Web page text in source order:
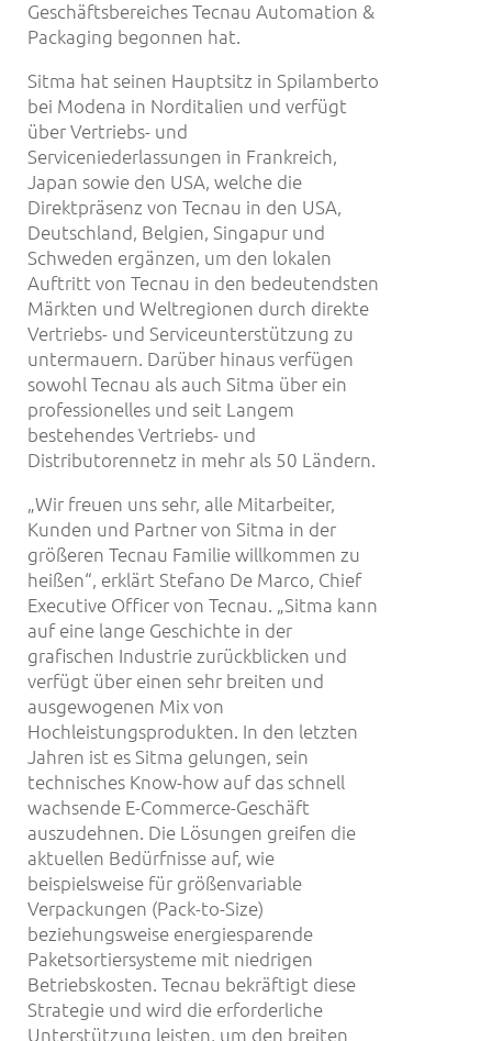
Geschäftsbereiches Tecnau Automation &
Packaging begonnen hat.
Sitma hat seinen Hauptsitz in Spilamberto
bei Modena in Norditalien und verfügt
über Vertriebs- und
Serviceniederlassungen in Frankreich,
Japan sowie den USA, welche die
Direktpräsenz von Tecnau in den USA,
Deutschland, Belgien, Singapur und
Schweden ergänzen, um den lokalen
Auftritt von Tecnau in den bedeutendsten
Märkten und Weltregionen durch direkte
Vertriebs- und Serviceunterstützung zu
untermauern. Darüber hinaus verfügen
sowohl Tecnau als auch Sitma über ein
professionelles und seit Langem
bestehendes Vertriebs- und
Distributorennetz in mehr als 50 Ländern.
„Wir freuen uns sehr, alle Mitarbeiter,
Kunden und Partner von Sitma in der
größeren Tecnau Familie willkommen zu
heißen“, erklärt Stefano De Marco, Chief
Executive Officer von Tecnau. „Sitma kann
auf eine lange Geschichte in der
grafischen Industrie zurückblicken und
verfügt über einen sehr breiten und
ausgewogenen Mix von
Hochleistungsprodukten. In den letzten
Jahren ist es Sitma gelungen, sein
technisches Know-how auf das schnell
wachsende E-Commerce-Geschäft
auszudehnen. Die Lösungen greifen die
aktuellen Bedürfnisse auf, wie
beispielsweise für größenvariable
Verpackungen (Pack-to-Size)
beziehungsweise energiesparende
Paketsortiersysteme mit niedrigen
Betriebskosten. Tecnau bekräftigt diese
Strategie und wird die erforderliche
Unterstützung leisten, um den breiten